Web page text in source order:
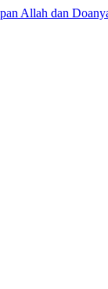
Allah dan